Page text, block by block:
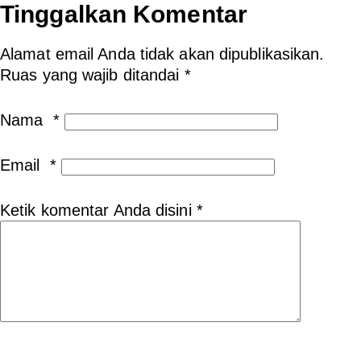
Tinggalkan Komentar
Alamat email Anda tidak akan dipublikasikan.
Ruas yang wajib ditandai *
Nama *
Email *
Ketik komentar Anda disini*